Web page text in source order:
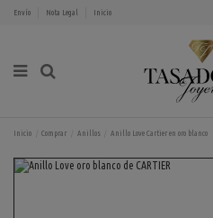
Envío Nota Legal Inicio
Inicio Comprar Anillos Anillo Love Cartier en oro blanco